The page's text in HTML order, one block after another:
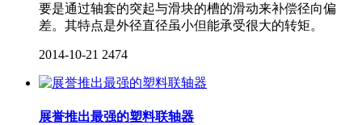
要是通过轴套的突起与滑块的槽的滑动来补偿径向偏
差。其特点是外径直径虽小但能承受很大的转矩。
2014-10-21 2474
展誉推出最强的塑料联轴器